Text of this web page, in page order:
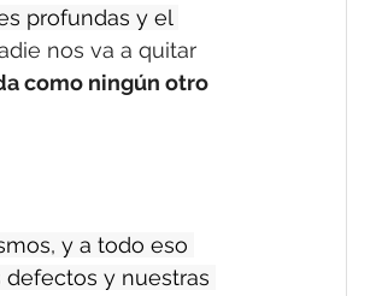
profundas y el
nos va a quitar
como ningún otro
y a todo eso
y nuestras